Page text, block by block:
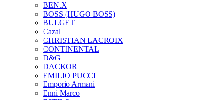
BEN.X
BOSS (HUGO BOSS)
BULGET
Cazal
CHRISTIAN LACROIX
CONTINENTAL
D&G
DACKOR
EMILIO PUCCI
Emporio Armani
Enni Marco